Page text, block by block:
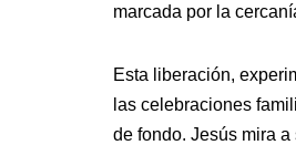
marcada por la
Esta liberación,
las celebraciones
de fondo. Jesús mira